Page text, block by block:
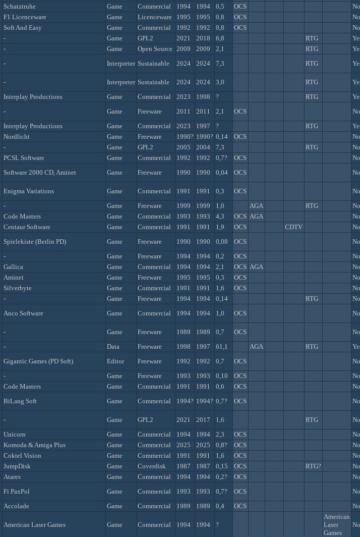
Schatztruhe Game Commercial 1994 1994 0,5 OCS
No
F1 Licenceware Game Licenceware 1995 1995 0,8 OCS
No
Soft And Easy Game Commercial 1992 1992 0,8 OCS
No
- Game GPL2 2021 2018 6,8 RTG
- Game Open Source 2009 2009 2,1 RTG
- Interpreter Sustainable 2024 2024 7,3 RTG
- Interpreter Sustainable 2024 2024 3,0 RTG
Interplay Productions Game Commercial 2023 1998 ? RTG
- Game Freeware 2011 2011 2,1 OCS
No
Interplay Productions Game Commercial 2023 1997 ? RTG
Nordlicht Game Freeware 1990? 1990? 0,14 OCS
No
- Game GPL2 2005 2004 7,3 RTG
No
PCSL Software Game Commercial 1992 1992 0,7? OCS
No
Software 2000 CD, Aminet Game Freeware 1990 1990 0,04 OCS
No
Enigma Variations Game Commercial 1991 1991 0,3 OCS
No
- Game Freeware 1999 1999 1,0 AGA RTG
No
Code Masters Game Commercial 1993 1993 4,3 OCS AGA
No
Centaur Software Game Commercial 1991 1991 1,9 OCS CDTV
No
Spielekiste (Berlin PD) Game Freeware 1990 1990 0,08 OCS
No
- Game Freeware 1994 1994 0,2 OCS
No
Gallica Game Commercial 1994 1994 2,1 OCS AGA
No
Aminet Game Freeware 1995 1995 0,3 OCS
No
Silverbyte Game Commercial 1991 1991 1,6 OCS
No
- Game Freeware 1994 1994 0,14 RTG
No
Anco Software Game Commercial 1994 1994 1,0 OCS
No
- Game Freeware 1989 1989 0,7 OCS
No
- Data Freeware 1998 1997 61,1 AGA RTG
Gigantic Games (PD Soft) Editor Freeware 1992 1992 0,7 OCS
No
- Game Freeware 1993 1993 0,10 OCS
No
Code Masters Game Commercial 1991 1991 0,6 OCS
No
BiLang Soft Game Commercial 1994? 1994? 0,7? OCS No
- Game GPL2 2021 2017 1,6 RTG
No
Unicorn Game Commercial 1994 1994 2,3 OCS
No
Komoda & Amiga Plus Game Commercial 2025 2025 0,8? OCS
No
Coktel Vision Game Commercial 1991 1991 1,6 OCS
No
JumpDisk Game Coverdisk 1987 1987 0,15 OCS RTG?
No
Atares Game Commercial 1994 1994 0,2? OCS
No
Fi PaxPol Game Commercial 1993 1993 0,7? OCS
No
Accolade Game Commercial 1989 1989 0,4 OCS No
American Laser Games Game Commercial 1994 1994 ?
American
Laser
Games
No